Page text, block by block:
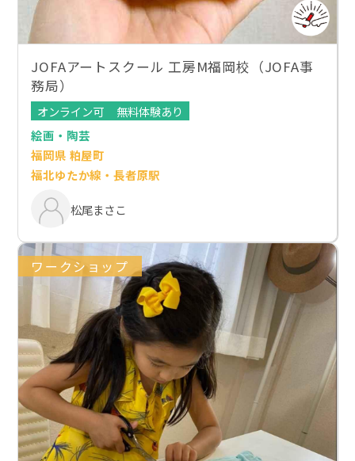
JOFAアートスクール 工房M福岡校（JOFA事
務局）
オンライン可
無料体験あり
絵画・陶芸
福岡県 粕屋町
福北ゆたか線・長者原駅
松尾まさこ
ワークショップ